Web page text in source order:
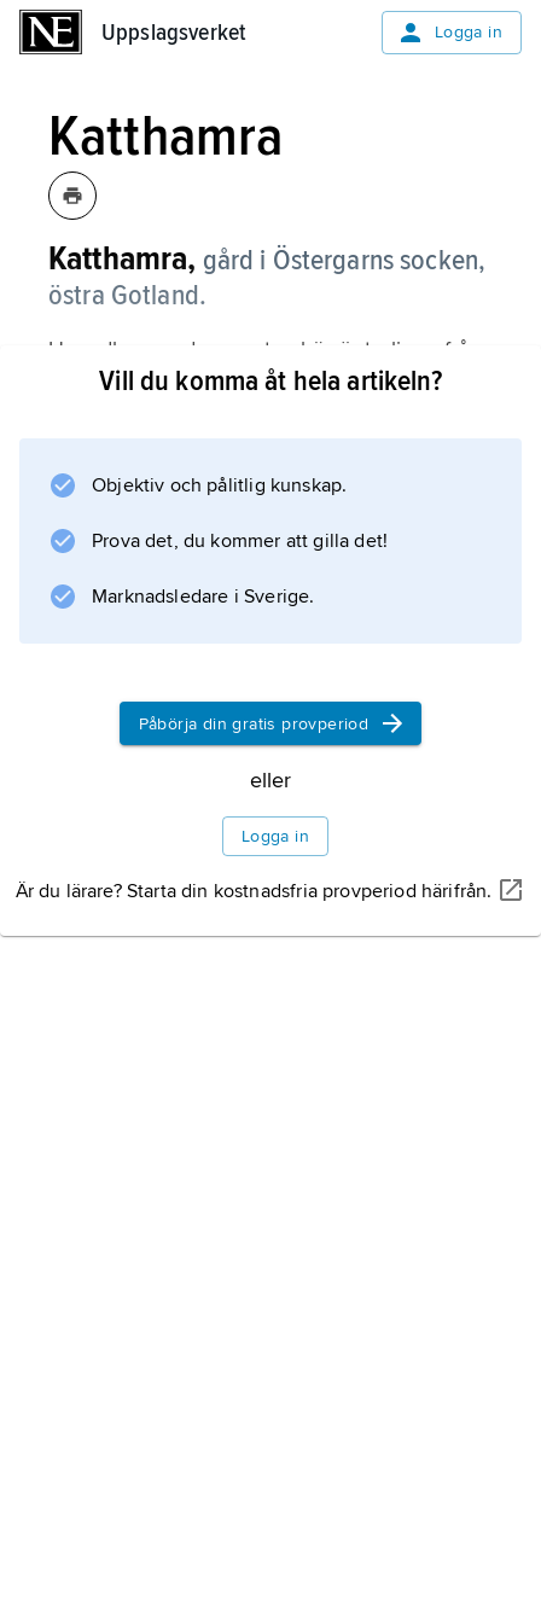
Uppslagsverket Logga in
Katthamra
Katthamra, gård i Östergarns socken,
östra Gotland.
Huvudbyggnaden av sten härrör troligen från
1700-talets förra hälft och påbyggdes 1812
De båda kvadratiska envåningsflyglarna torde
Vill du komma åt hela artikeln?
Objektiv och pålitlig kunskap.
Prova det, du kommer att gilla det!
Marknadsledare i Sverige.
Påbörja din gratis provperiod
eller
Logga in
Är du lärare? Starta din kostnadsfria provperiod härifrån.